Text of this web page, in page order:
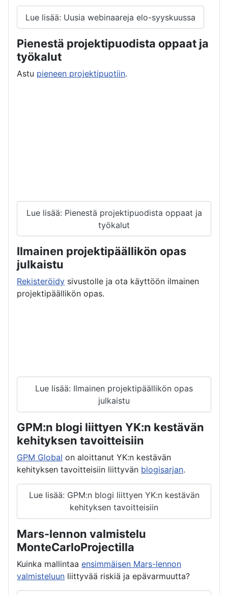
Lue lisää: Uusia webinaareja elo-syyskuussa
Pienestä projektipuodista oppaat ja
työkalut
Astu pieneen projektipuotiin.
Lue lisää: Pienestä projektipuodista oppaat ja
työkalut
Ilmainen projektipäällikön opas
julkaistu
Rekisteröidy sivustolle ja ota käyttöön ilmainen
projektipäällikön opas.
Lue lisää: Ilmainen projektipäällikön opas
julkaistu
GPM:n blogi liittyen YK:n kestävän
kehityksen tavoitteisiin
GPM Global on aloittanut YK:n kestävän
kehityksen tavoitteisiin liittyvän blogisarjan.
Lue lisää: GPM:n blogi liittyen YK:n kestävän
kehityksen tavoitteisiin
Mars-lennon valmistelu
MonteCarloProjectilla
Kuinka mallintaa ensimmäisen Mars-lennon
valmisteluun liittyvää riskiä ja epävarmuutta?